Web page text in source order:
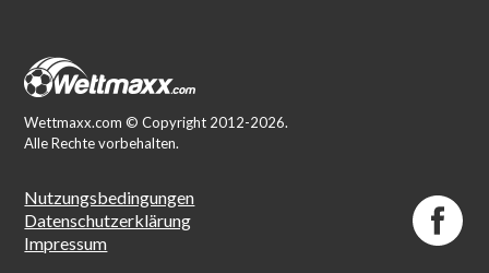
Wettmaxx.com © Copyright 2012-2026.
Alle Rechte vorbehalten.
Nutzungsbedingungen
Datenschutzerklärung
Impressum